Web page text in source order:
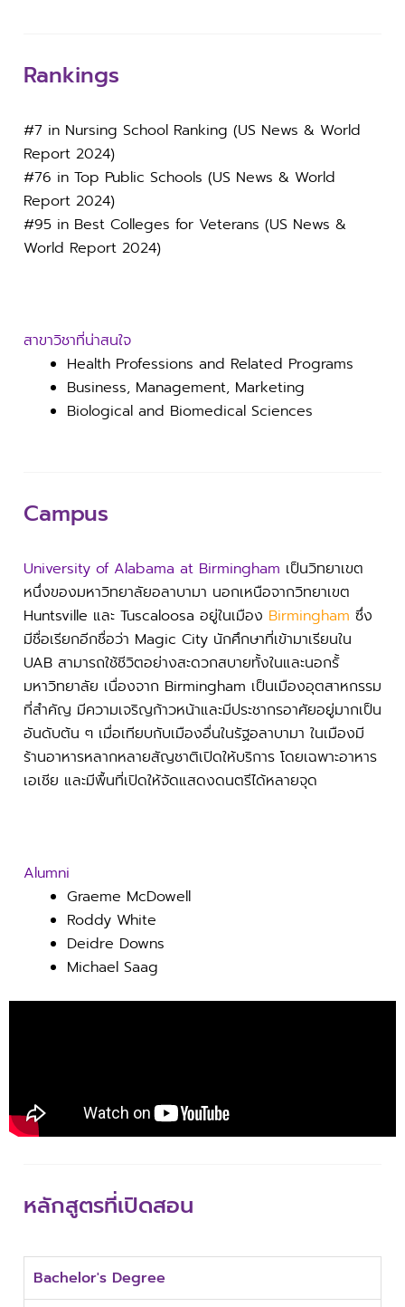
Rankings
#7 in Nursing School Ranking (US News & World
Report 2024)
#76 in Top Public Schools (US News & World
Report 2024)
#95 in Best Colleges for Veterans (US News &
World Report 2024)
สาขาวิชาที่น่าสนใจ
Health Professions and Related Programs
Business, Management, Marketing
Biological and Biomedical Sciences
Campus
University of Alabama at Birmingham เป็นวิทยาเขต
หนึ่งของมหาวิทยาลัยอลาบามา นอกเหนือจากวิทยาเขต
Huntsville และ Tuscaloosa อยู่ในเมือง Birmingham ซึ่ง
มีชื่อเรียกอีกชื่อว่า Magic City นักศึกษาที่เข้ามาเรียนใน
UAB สามารถใช้ชีวิตอย่างสะดวกสบายทั้งในและนอกรั้
มหาวิทยาลัย เนื่องจาก Birmingham เป็นเมืองอุตสาหกรรม
ที่สำคัญ มีความเจริญก้าวหน้าและมีประชากรอาศัยอยู่มากเป็น
อันดับต้น ๆ เมื่อเทียบกับเมืองอื่นในรัฐอลาบามา ในเมืองมี
ร้านอาหารหลากหลายสัญชาติเปิดให้บริการ โดยเฉพาะอาหาร
เอเชีย และมีพื้นที่เปิดให้จัดแสดงดนตรีได้หลายจุด
Alumni
Graeme McDowell
Roddy White
Deidre Downs
Michael Saag
หลักสูตรที่เปิดสอน
Bachelor's Degree